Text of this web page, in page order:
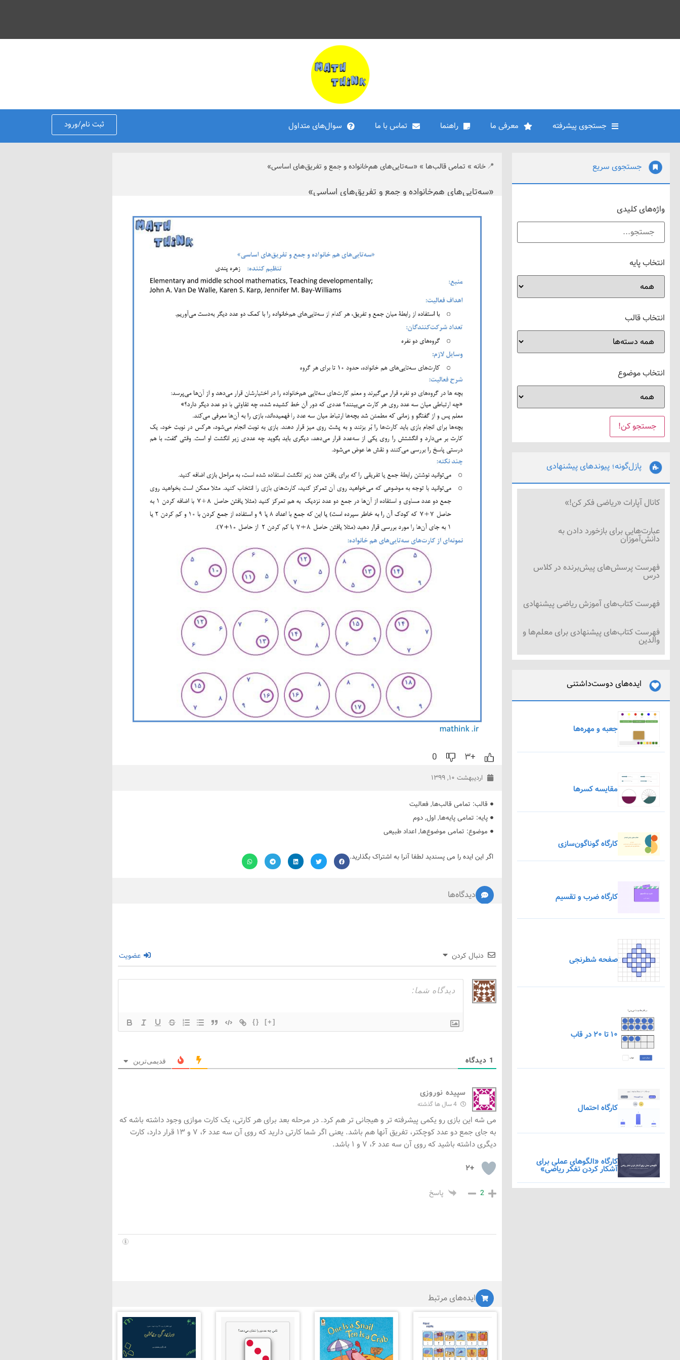
جستجوی پیشرفته معرفی ما راهنما تماس با ما سوال‌های متداول ثبت نام/ورود
جستجوی سریع
واژه‌های کلیدی
انتخاب پایه
انتخاب قالب
انتخاب موضوع
پازل‌گونه؛ پیوندهای پیشنهادی
کانال آپارات «ریاضی فکر کن!»
عبارت‌هایی برای بازخورد دادن به
دانش‌آموزان
فهرست پرسش‌های پیش‌برنده در کلاس
درس
فهرست کتاب‌های آموزش ریاضی پیشنهادی
فهرست کتاب‌های پیشنهادی برای معلم‌ها و
والدین
ایده‌های دوست‌داشتنی
جعبه و مهره‌ها
مقایسه کسرها
کارگاه گوناگون‌سازی
کارگاه ضرب و تقسیم
صفحه شطرنجی
۱۰ تا ۲۰ در قاب
کارگاه احتمال
کارگاه «الگوهای عملی برای
آشکار کردن تفکر ریاضی»
خانه» تمامی قالب‌ها » «سه‌تایی‌های هم‌خانواده و جمع و تفریق‌های اساسی»
«سه‌تایی‌های هم‌خانواده و جمع و تفریق‌های اساسی»
+۳ 0
اردیبهشت ۱۰, ۱۳۹۹
قالب: تمامی قالب‌ها, فعالیت
پایه: تمامی پایه‌ها,اول,دوم
موضوع: تمامی موضوع‌ها,اعداد طبیعی
اگر این ایده را می پسندید لطفا آنرا به اشتراک بگذارید.
دیدگاه‌ها
دنبال کردن عضویت
{} [+]
1 دیدگاه قدیمی‌ترین
سپیده نوروزی
می شه این بازی رو یکمی پیشرفته تر و هیجانی تر هم کرد. در مرحله بعد برای هر کارتی، یک کارت موازی وجود داشته باشه که
به جای جمع دو عدد کوچکتر، تفریق آنها هم باشد. یعنی اگر شما کارتی دارید که روی آن سه عدد ۶، ۷ و ۱۳ قرار دارد، کارت
دیگری داشته باشید که روی آن سه عدد ۶، ۷ و ۱ باشد.
+۲
2 پاسخ
ایده‌های مرتبط